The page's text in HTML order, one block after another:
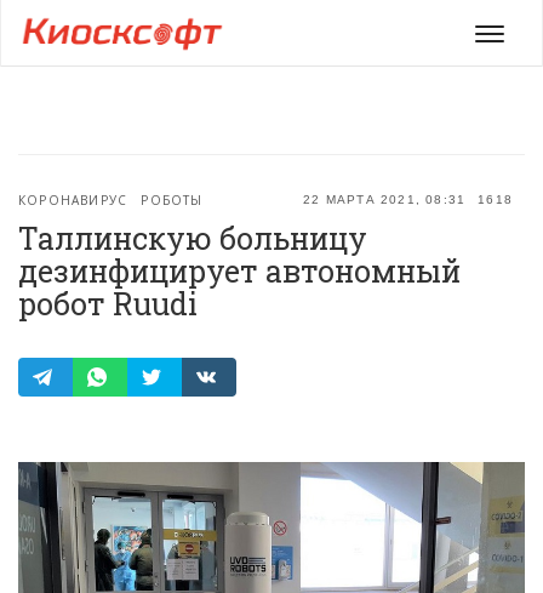
Меню
22 МАРТА 2021, 08:31 1618
КОРОНАВИРУС РОБОТЫ
Таллинскую больницу
дезинфицирует автономный
робот Ruudi